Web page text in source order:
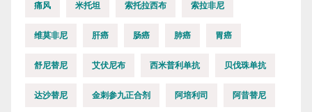
痛风 米托坦 索托拉西布 索拉非尼
维莫非尼 肝癌 肠癌 肺癌 胃癌
舒尼替尼 艾伏尼布 西米普利单抗 贝伐珠单抗
达沙替尼 金刺参九正合剂 阿培利司 阿昔替尼